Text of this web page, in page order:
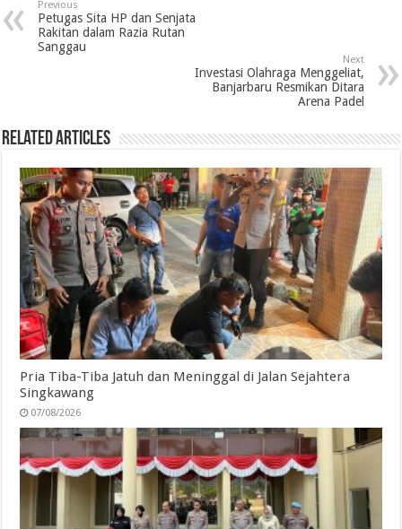
b
o
t
e
e
d
s
A
g
r
Previous
Petugas Sita HP dan Senjata
Rakitan dalam Razia Rutan
Sanggau
Next
Investasi Olahraga Menggeliat,
Banjarbaru Resmikan Ditara
Arena Padel
Related Articles
Pria Tiba-Tiba Jatuh dan Meninggal di Jalan Sejahtera
Singkawang
07/08/2026